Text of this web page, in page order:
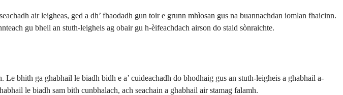
air leigheas, ged a dh’ fhaodadh gun toir e grunn mhìosan gus na buannachdan iomlan fhaicinn.
gu bheil an stuth-leigheis ag obair gu h-èifeachdach airson do staid sònraichte.
bhith ga ghabhail le biadh bidh e a’ cuideachadh do bhodhaig gus an stuth-leigheis a ghabhail a-
le biadh sam bith cunbhalach, ach seachain a ghabhail air stamag falamh.